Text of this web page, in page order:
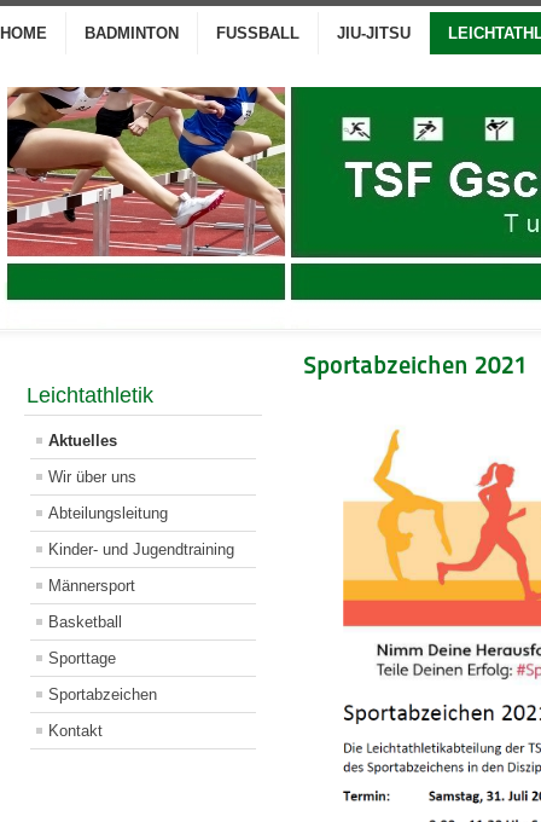
HOME BADMINTON FUSSBALL JIU-JITSU
Leichtathletik
Aktuelles
Wir über uns
Abteilungsleitung
Kinder- und Jugendtraining
Männersport
Basketball
Sporttage
Sportabzeichen
Kontakt
Sportabzeichen 2021